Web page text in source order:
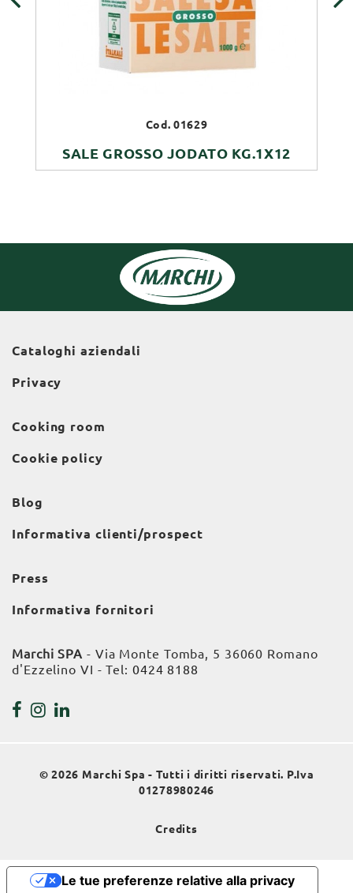
Cod. 01629
SALE GROSSO JODATO KG.1X12
Cataloghi aziendali
Privacy
Cooking room
Cookie policy
Blog
Informativa clienti/prospect
Press
Informativa fornitori
Marchi SPA - Via Monte Tomba, 5 36060 Romano
d'Ezzelino VI - Tel: 0424 8188
© 2026 Marchi Spa - Tutti i diritti riservati. P.Iva
01278980246
Credits
Le tue preferenze relative alla privacy